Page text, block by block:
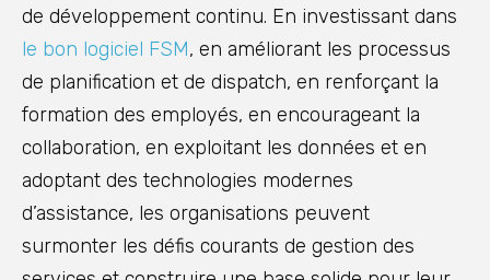
de développement continu. En investissant dans
le bon logiciel FSM, en améliorant les processus
de planification et de dispatch, en renforçant la
formation des employés, en encourageant la
collaboration, en exploitant les données et en
adoptant des technologies modernes
d’assistance, les organisations peuvent
surmonter les défis courants de gestion des